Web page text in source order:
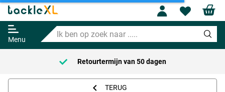
Menu
Ik
ben
op
zoek
naar
Profile
Rapala Sportsman Angler Rubber
Boots
49.95
Retourtermijn van 50 dagen
TERUG